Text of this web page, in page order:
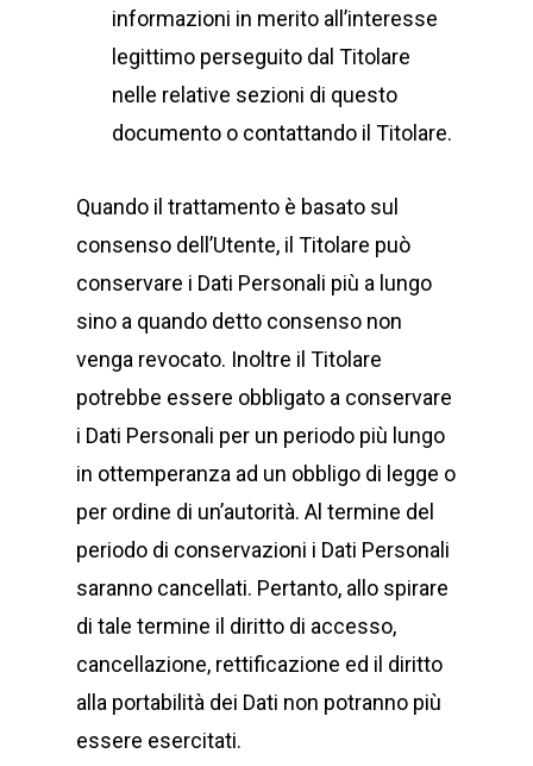
informazioni in merito all’interesse
legittimo perseguito dal Titolare
nelle relative sezioni di questo
documento o contattando il Titolare.
Quando il trattamento è basato sul
consenso dell’Utente, il Titolare può
conservare i Dati Personali più a lungo
sino a quando detto consenso non
venga revocato. Inoltre il Titolare
potrebbe essere obbligato a conservare
i Dati Personali per un periodo più lungo
in ottemperanza ad un obbligo di legge o
per ordine di un’autorità. Al termine del
periodo di conservazioni i Dati Personali
saranno cancellati. Pertanto, allo spirare
di tale termine il diritto di accesso,
cancellazione, rettificazione ed il diritto
alla portabilità dei Dati non potranno più
essere esercitati.